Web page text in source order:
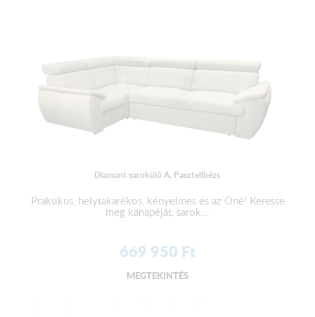
A terméket elemekre bontva, csomagolva szállítjuk!
Diamant sarokülő A, Pasztellbézs
Praktikus, helytakarékos, kényelmes és az Öné! Keresse
meg kanapéját, sarok...
669 950 Ft
MEGTEKINTÉS